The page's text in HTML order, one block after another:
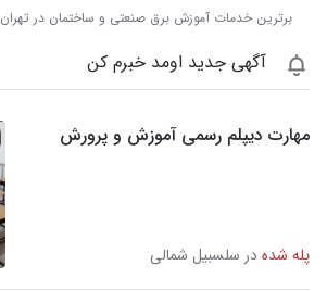
برترین خدمات آموزش برق صنعتی و ساختمان در تهران
آگهی جدید اومد خبرم کن
مهارت دیپلم رسمی آموزش و پرورش
پله شدهدر سلسبیل شمالی